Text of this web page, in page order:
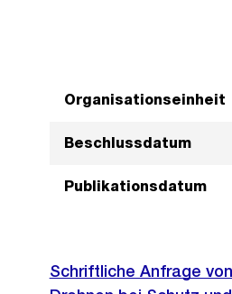
Organisationseinheit
Beschlussdatum
Publikationsdatum
Schriftliche Anfrage